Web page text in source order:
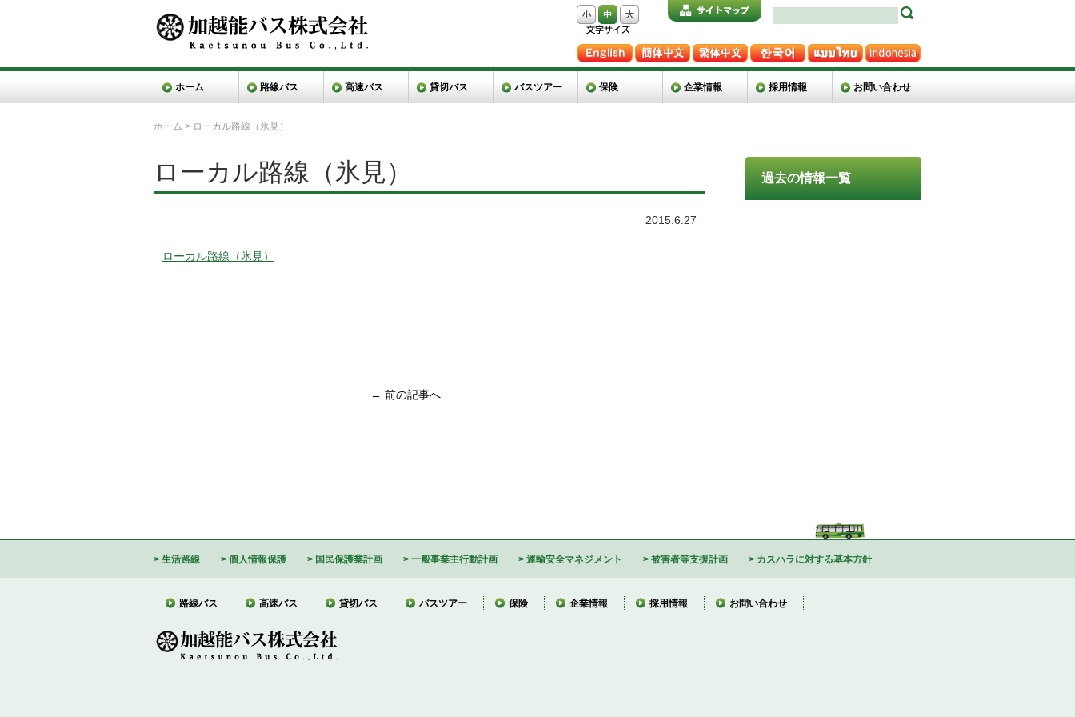
ホーム 路線バス 高速バス 貸切バス バスツアー 保険 企業情報 採用情報 お問い合わせ
ホーム > ローカル路線（氷見）
過去の情報一覧
ローカル路線（氷見）
2015.6.27
ローカル路線（氷見）
← 前の記事へ
生活路線 個人情報保護 国民保護業計画 一般事業主行動計画 運輸安全マネジメント 被害者等支援計画 カスハラに対する基本方針
路線バス 高速バス 貸切バス バスツアー 保険 企業情報 採用情報 お問い合わせ